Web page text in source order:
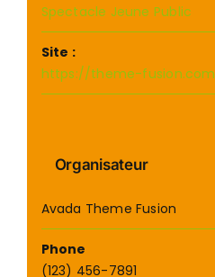
Spectacle Jeune Public
Site :
https://theme-fusion.com
Organisateur
Avada Theme Fusion
Phone
(123) 456-7891